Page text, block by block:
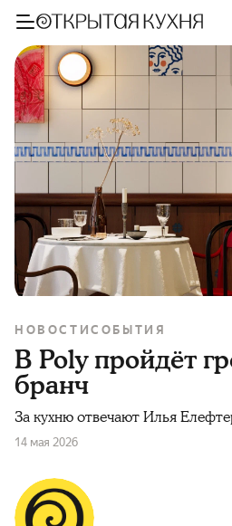
НОВОСТИСОБЫТИЯ
В Poly пройдёт
бранч
За кухню отвечают Илья
14 мая 2026